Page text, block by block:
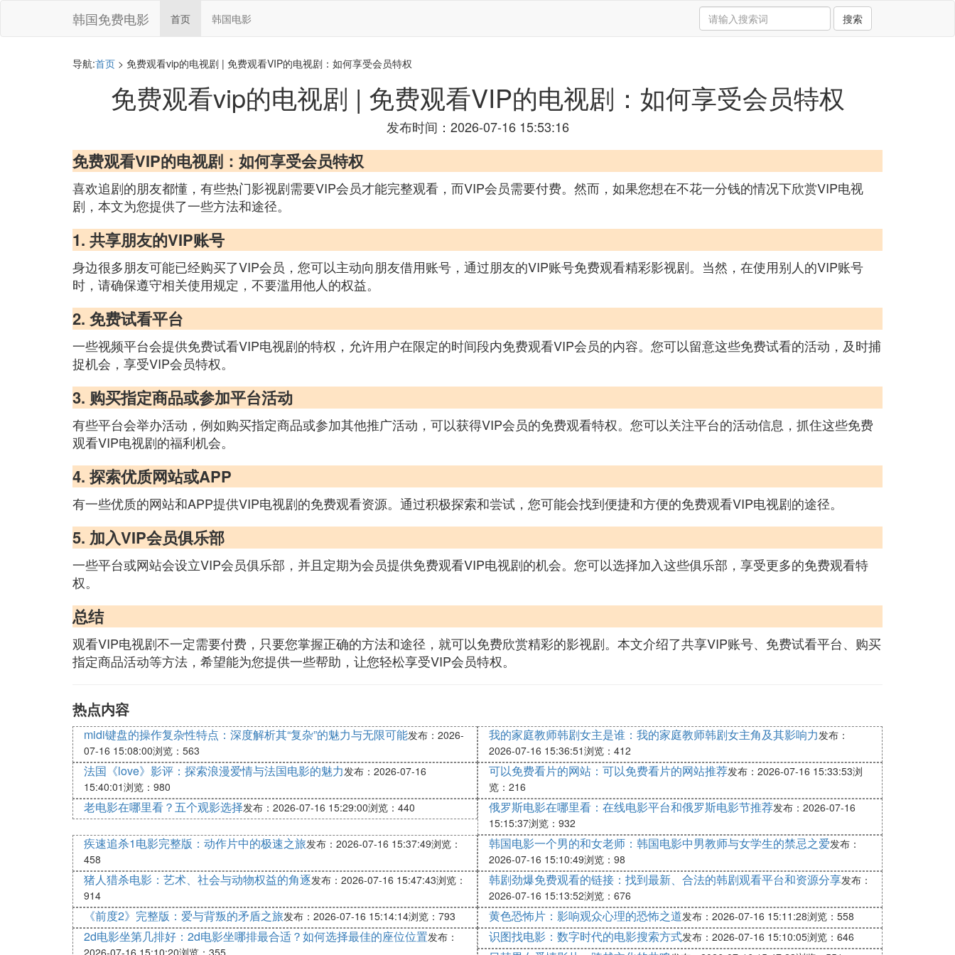
韩国免费电影 首页 韩国电影 搜索
导航:首页 > 免费观看vip的电视剧 | 免费观看VIP的电视剧：如何享受会员特权
免费观看vip的电视剧 | 免费观看VIP的电视剧：如何享受会员特权
发布时间：2026-07-16 15:53:16
免费观看VIP的电视剧：如何享受会员特权
喜欢追剧的朋友都懂，有些热门影视剧需要VIP会员才能完整观看，而VIP会员需要付费。然而，如果您想在不花一分钱的情况下欣赏VIP电视
剧，本文为您提供了一些方法和途径。
1. 共享朋友的VIP账号
身边很多朋友可能已经购买了VIP会员，您可以主动向朋友借用账号，通过朋友的VIP账号免费观看精彩影视剧。当然，在使用别人的VIP账号
时，请确保遵守相关使用规定，不要滥用他人的权益。
2. 免费试看平台
一些视频平台会提供免费试看VIP电视剧的特权，允许用户在限定的时间段内免费观看VIP会员的内容。您可以留意这些免费试看的活动，及时捕
捉机会，享受VIP会员特权。
3. 购买指定商品或参加平台活动
有些平台会举办活动，例如购买指定商品或参加其他推广活动，可以获得VIP会员的免费观看特权。您可以关注平台的活动信息，抓住这些免费
观看VIP电视剧的福利机会。
4. 探索优质网站或APP
有一些优质的网站和APP提供VIP电视剧的免费观看资源。通过积极探索和尝试，您可能会找到便捷和方便的免费观看VIP电视剧的途径。
5. 加入VIP会员俱乐部
一些平台或网站会设立VIP会员俱乐部，并且定期为会员提供免费观看VIP电视剧的机会。您可以选择加入这些俱乐部，享受更多的免费观看特
权。
总结
观看VIP电视剧不一定需要付费，只要您掌握正确的方法和途径，就可以免费欣赏精彩的影视剧。本文介绍了共享VIP账号、免费试看平台、购买
指定商品活动等方法，希望能为您提供一些帮助，让您轻松享受VIP会员特权。
热点内容
midi键盘的操作复杂性特点：深度解析其“复杂”的魅力与无限可能发布：2026-
07-16 15:08:00浏览：563
我的家庭教师韩剧女主是谁：我的家庭教师韩剧女主角及其影响力发布：
2026-07-16 15:36:51浏览：412
法国《love》影评：探索浪漫爱情与法国电影的魅力发布：2026-07-16
15:40:01浏览：980
可以免费看片的网站：可以免费看片的网站推荐发布：2026-07-16 15:33:53浏
览：216
老电影在哪里看？五个观影选择发布：2026-07-16 15:29:00浏览：440 俄罗斯电影在哪里看：在线电影平台和俄罗斯电影节推荐发布：2026-07-16
15:15:37浏览：932
疾速追杀1电影完整版：动作片中的极速之旅发布：2026-07-16 15:37:49浏览：
458
韩国电影一个男的和女老师：韩国电影中男教师与女学生的禁忌之爱发布：
2026-07-16 15:10:49浏览：98
猪人猎杀电影：艺术、社会与动物权益的角逐发布：2026-07-16 15:47:43浏览：
914
韩剧劲爆免费观看的链接：找到最新、合法的韩剧观看平台和资源分享发布：
2026-07-16 15:13:52浏览：676
《前度2》完整版：爱与背叛的矛盾之旅发布：2026-07-16 15:14:14浏览：793 黄色恐怖片：影响观众心理的恐怖之道发布：2026-07-16 15:11:28浏览：558
2d电影坐第几排好：2d电影坐哪排最合适？如何选择最佳的座位位置发布：
2026-07-16 15:10:20浏览：355
识图找电影：数字时代的电影搜索方式发布：2026-07-16 15:10:05浏览：646